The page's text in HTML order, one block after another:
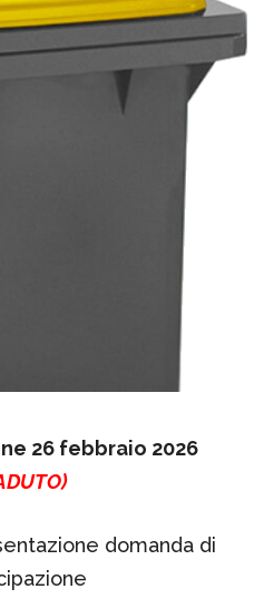
26 febbraio 2026
domanda di